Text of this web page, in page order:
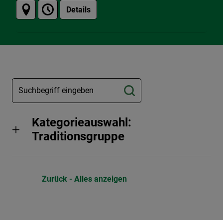
Details
Kategorieauswahl:
Traditionsgruppe
Zurück - Alles anzeigen